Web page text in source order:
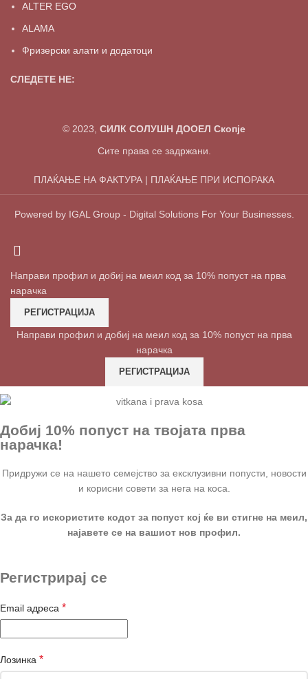
ALTER EGO
ALAMA
Фризерски алати и додатоци
СЛЕДЕТЕ НЕ:
© 2023, СИЛК СОЛУШН ДООЕЛ Скопје
Сите права се задржани.
ПЛАЌАЊЕ НА ФАКТУРА | ПЛАЌАЊЕ ПРИ ИСПОРАКА
Powered by IGAL Group - Digital Solutions For Your Businesses.
Направи профил и добиј на меил код за 10% попуст на прва
нарачка
РЕГИСТРАЦИЈА
Направи профил и добиј на меил код за 10% попуст на прва
нарачка
РЕГИСТРАЦИЈА
Добиј 10% попуст на твојата прва
нарачка!
Придружи се на нашето семејство за ексклузивни попусти, новости
и корисни совети за нега на коса.
За да го искористите кодот за попуст кој ќе ви стигне на меил,
најавете се на вашиот нов профил.
Регистрирај се
Email адреса *
Лозинка *